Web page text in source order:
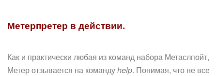
Метерпретер в действии.
Как и практически любая из команд набора Метаслпойт,
Метер отзывается на командуhelp. Понимая, что не все